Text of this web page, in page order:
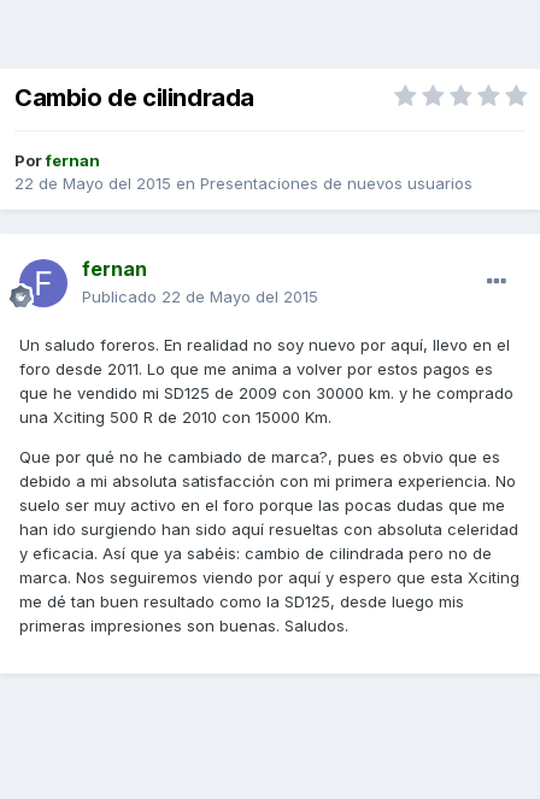
Cambio de cilindrada
Porfernan
22 de Mayo del 2015 en Presentaciones de nuevos usuarios
fernan
Publicado 22 de Mayo del 2015
Un saludo foreros. En realidad no soy nuevo por aquí, llevo en el
foro desde 2011. Lo que me anima a volver por estos pagos es
que he vendido mi SD125 de 2009 con 30000 km. y he comprado
una Xciting 500 R de 2010 con 15000 Km.
Que por qué no he cambiado de marca?, pues es obvio que es
debido a mi absoluta satisfacción con mi primera experiencia. No
suelo ser muy activo en el foro porque las pocas dudas que me
han ido surgiendo han sido aquí resueltas con absoluta celeridad
y eficacia. Así que ya sabéis: cambio de cilindrada pero no de
marca. Nos seguiremos viendo por aquí y espero que esta Xciting
me dé tan buen resultado como la SD125, desde luego mis
primeras impresiones son buenas. Saludos.